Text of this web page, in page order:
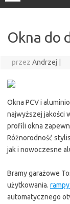
Okna do
przez Andrzej
Okna PCV i
najwyższej jakości
profili okna
Różnorodność
jak i nowoczesne
Bramy garażowe
użytkowania.
automatycznego